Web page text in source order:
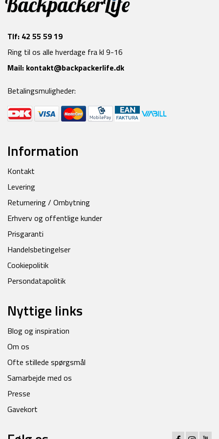
Tlf: 42 55 59 19
Ring til os alle hverdage fra kl 9-16
Mail: kontakt@backpackerlife.dk
Betalingsmuligheder:
Information
Kontakt
Levering
Returnering / Ombytning
Erhverv og offentlige kunder
Prisgaranti
Handelsbetingelser
Cookiepolitik
Persondatapolitik
Nyttige links
Blog og inspiration
Om os
Ofte stillede spørgsmål
Samarbejde med os
Presse
Gavekort